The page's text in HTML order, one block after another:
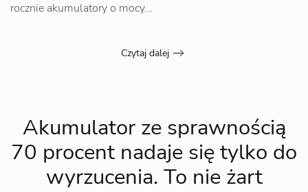
rocznie akumulatory o mocy...
Czytaj dalej
Akumulator ze sprawnością
70 procent nadaje się tylko do
wyrzucenia. To nie żart